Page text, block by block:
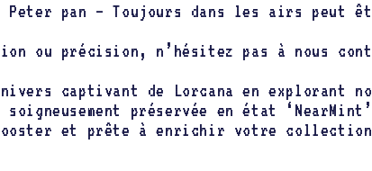
Peter pan – Toujours dans les airs peut
ou précision, n’hésitez pas à nous
captivant de Lorcana en explorant
soigneusement préservée en état
et prête à enrichir votre